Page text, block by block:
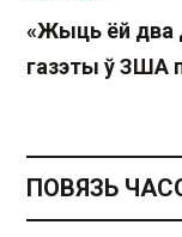
«Жыць ёй два
газэты ў ЗША
ПОВЯЗЬ